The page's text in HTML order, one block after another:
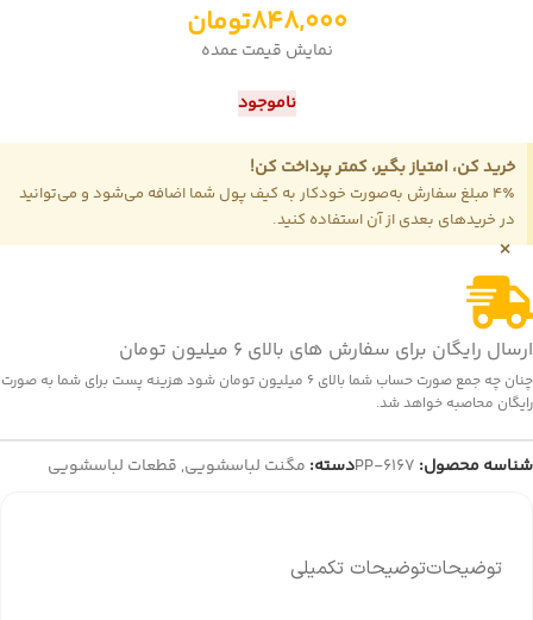
848,000تومان
نمایش قیمت عمده
ناموجود
خرید کن، امتیاز بگیر، کمتر پرداخت کن!
4٪ مبلغ سفارش به‌صورت خودکار به کیف پول شما اضافه می‌شود و می‌توانید
در خریدهای بعدی از آن استفاده کنید.
×
ارسال رایگان برای سفارش های بالای 6 میلیون تومان
چنان چه جمع صورت حساب شما بالای 6 میلیون تومان شود هزینه پست برای شما به صورت
رایگان محاصبه خواهد شد.
شناسه محصول: PP-6167دسته: مگنت لباسشویی, قطعات لباسشویی
توضیحاتتوضیحات تکمیلی